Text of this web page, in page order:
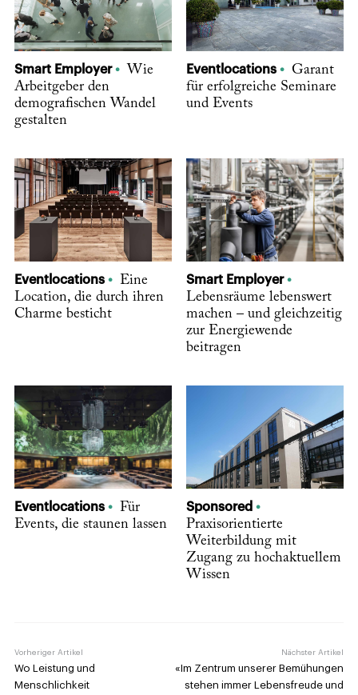
Smart Employer
Wie
Arbeitgeber den
demografischen Wandel
gestalten
Eventlocations
Garant
für erfolgreiche Seminare
und Events
Eventlocations
Eine
Location, die durch ihren
Charme besticht
Smart Employer
Lebensräume lebenswert
machen – und gleichzeitig
zur Energiewende
beitragen
Eventlocations
Für
Events, die staunen lassen
Sponsored
Praxisorientierte
Weiterbildung mit
Zugang zu hochaktuellem
Wissen
Vorheriger Artikel
Wo Leistung und
Menschlichkeit
Nächster Artikel
«Im Zentrum unserer Bemühungen
stehen immer Lebensfreude und